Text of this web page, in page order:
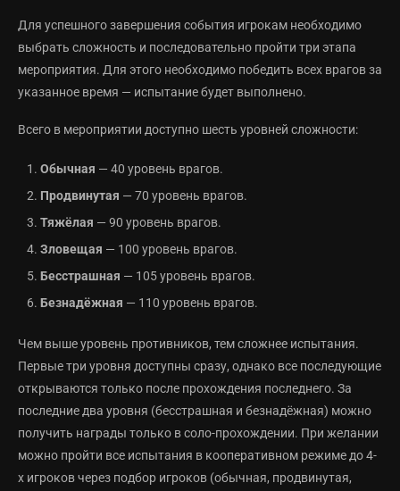
Для успешного завершения события игрокам необходимо
выбрать сложность и последовательно пройти три этапа
мероприятия. Для этого необходимо победить всех врагов за
указанное время — испытание будет выполнено.
Всего в мероприятии доступно шесть уровней сложности:
Обычная — 40 уровень врагов.
Продвинутая — 70 уровень врагов.
Тяжёлая — 90 уровень врагов.
Зловещая — 100 уровень врагов.
Бесстрашная — 105 уровень врагов.
Безнадёжная — 110 уровень врагов.
Чем выше уровень противников, тем сложнее испытания.
Первые три уровня доступны сразу, однако все последующие
открываются только после прохождения последнего. За
последние два уровня (бесстрашная и безнадёжная) можно
получить награды только в соло-прохождении. При желании
можно пройти все испытания в кооперативном режиме до 4-
х игроков через подбор игроков (обычная, продвинутая,